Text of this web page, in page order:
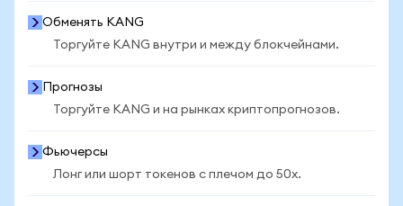
Обменять KANG
Торгуйте KANG внутри и между блокчейнами.
Прогнозы
Торгуйте KANG и на рынках криптопрогнозов.
Фьючерсы
Лонг или шорт токенов с плечом до 50x.